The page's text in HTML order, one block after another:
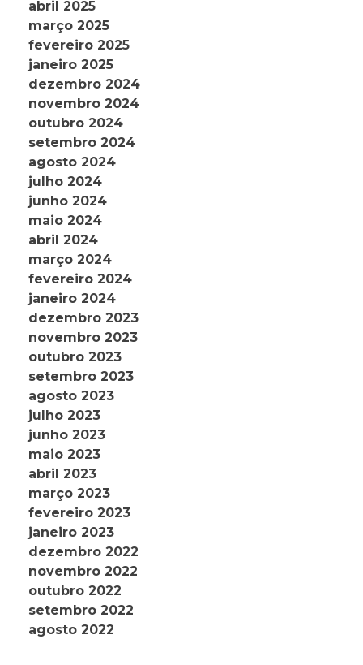
abril 2025
março 2025
fevereiro 2025
janeiro 2025
dezembro 2024
novembro 2024
outubro 2024
setembro 2024
agosto 2024
julho 2024
junho 2024
maio 2024
abril 2024
março 2024
fevereiro 2024
janeiro 2024
dezembro 2023
novembro 2023
outubro 2023
setembro 2023
agosto 2023
julho 2023
junho 2023
maio 2023
abril 2023
março 2023
fevereiro 2023
janeiro 2023
dezembro 2022
novembro 2022
outubro 2022
setembro 2022
agosto 2022